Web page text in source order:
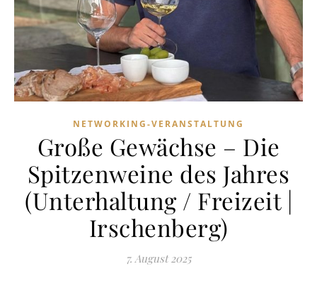
NETWORKING-VERANSTALTUNG
Große Gewächse – Die
Spitzenweine des Jahres
(Unterhaltung / Freizeit |
Irschenberg)
7. August 2025